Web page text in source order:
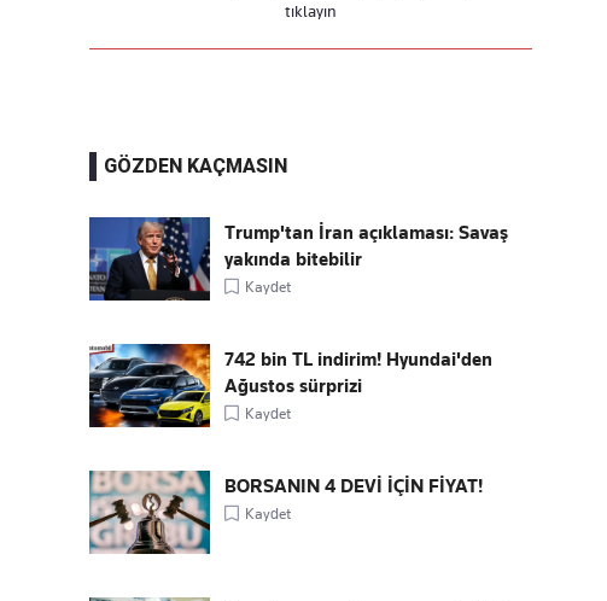
tıklayın
GÖZDEN KAÇMASIN
Trump'tan İran açıklaması: Savaş
yakında bitebilir
Kaydet
742 bin TL indirim! Hyundai'den
Ağustos sürprizi
Kaydet
BORSANIN 4 DEVİ İÇİN FİYAT!
Kaydet